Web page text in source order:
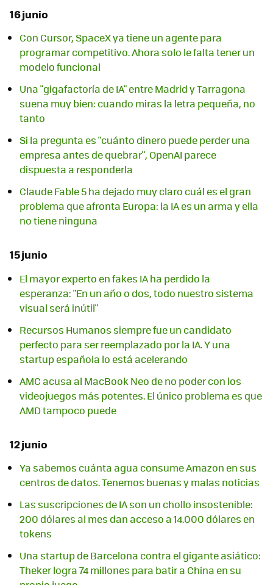
16 junio
Con Cursor, SpaceX ya tiene un agente para
programar competitivo. Ahora solo le falta tener un
modelo funcional
Una "gigafactoría de IA" entre Madrid y Tarragona
suena muy bien: cuando miras la letra pequeña, no
tanto
Si la pregunta es "cuánto dinero puede perder una
empresa antes de quebrar", OpenAI parece
dispuesta a responderla
Claude Fable 5 ha dejado muy claro cuál es el gran
problema que afronta Europa: la IA es un arma y ella
no tiene ninguna
15 junio
El mayor experto en fakes IA ha perdido la
esperanza: "En un año o dos, todo nuestro sistema
visual será inútil"
Recursos Humanos siempre fue un candidato
perfecto para ser reemplazado por la IA. Y una
startup española lo está acelerando
AMC acusa al MacBook Neo de no poder con los
videojuegos más potentes. El único problema es que
AMD tampoco puede
12 junio
Ya sabemos cuánta agua consume Amazon en sus
centros de datos. Tenemos buenas y malas noticias
Las suscripciones de IA son un chollo insostenible:
200 dólares al mes dan acceso a 14.000 dólares en
tokens
Una startup de Barcelona contra el gigante asiático:
Theker logra 74 millones para batir a China en su